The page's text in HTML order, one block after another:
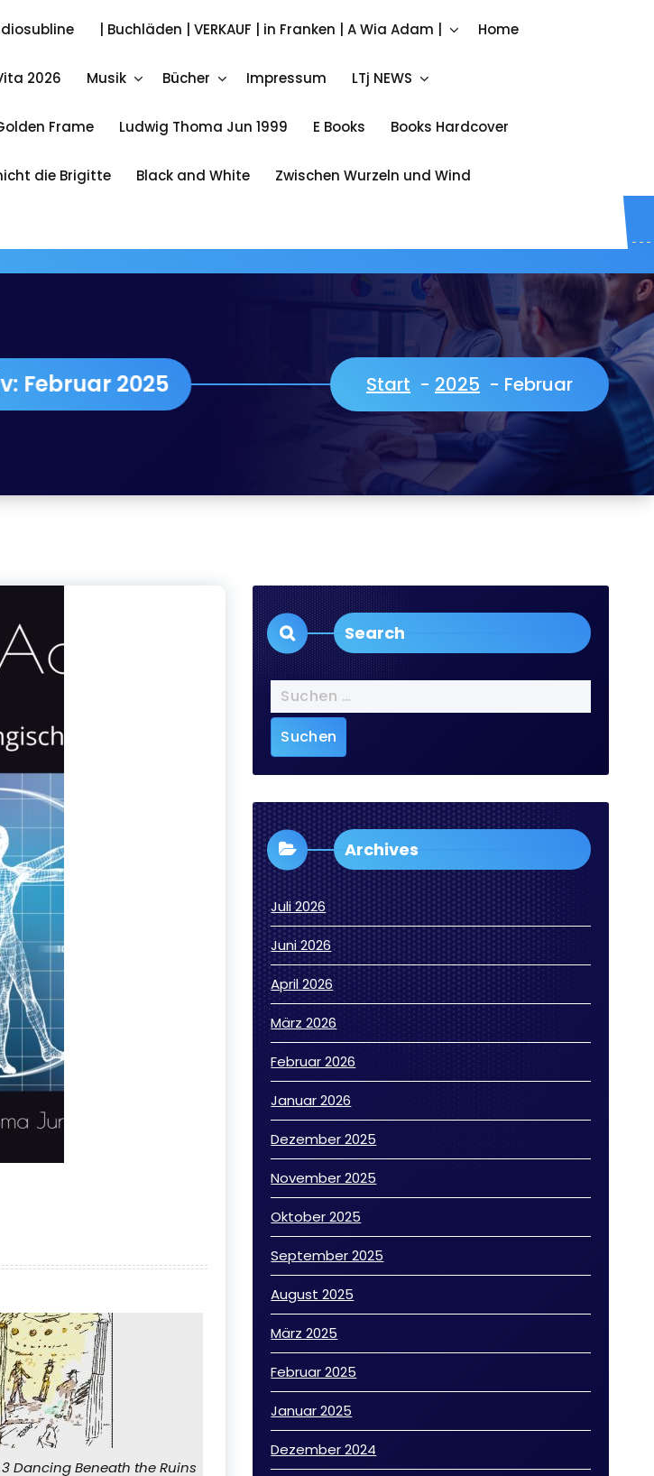
13 Euro plus 3 Euro Post &
Call ME
| Buchläden | VERKAUF | in Franken | A Wia Adam | Home
2026 Musik Bücher Impressum LTj NEWS
Frame Ludwig Thoma Jun 1999 E Books Books Hardcover
die Brigitte Black and White Zwischen Wurzeln und Wind
2025 Start - 2025 - Februar
Dancing Beneath the Ruins
Search
Suchen
nach:
Archives
Juli 2026
Juni 2026
April 2026
März 2026
Februar 2026
Januar 2026
Dezember 2025
November 2025
Oktober 2025
September 2025
August 2025
März 2025
Februar 2025
Januar 2025
Dezember 2024